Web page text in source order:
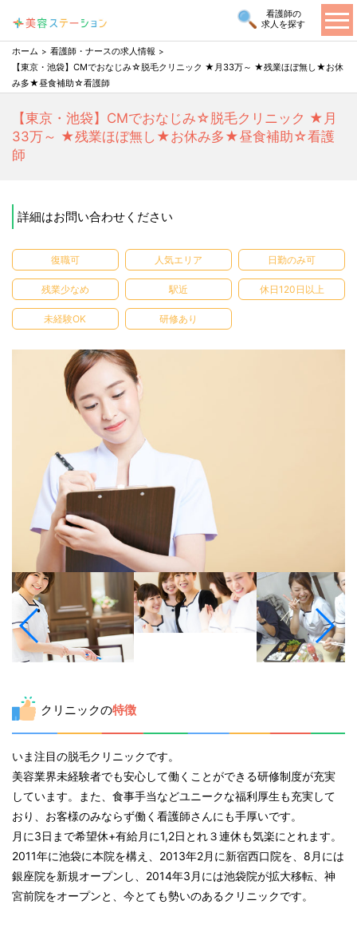
看護師の
求人を探す
ホーム
看護師・ナースの求人情報
【東京・池袋】CMでおなじみ☆脱毛クリニック ★月33万～ ★残業ほぼ無し★お休
み多★昼食補助☆看護師
【東京・池袋】CMでおなじみ☆脱毛クリニック ★月
33万～ ★残業ほぼ無し★お休み多★昼食補助☆看護
師
詳細はお問い合わせください
復職可 人気エリア 日勤のみ可
残業少なめ 駅近 休日120日以上
未経験OK 研修あり
クリニックの特徴
いま注目の脱毛クリニックです。
美容業界未経験者でも安心して働くことができる研修制度が充実
しています。また、食事手当などユニークな福利厚生も充実して
おり、お客様のみならず働く看護師さんにも手厚いです。
月に3日まで希望休+有給月に1,2日とれ３連休も気楽にとれます。
2011年に池袋に本院を構え、2013年2月に新宿西口院を、8月には
銀座院を新規オープンし、2014年3月には池袋院が拡大移転、神
宮前院をオープンと、今とても勢いのあるクリニックです。